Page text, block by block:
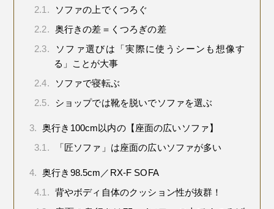
2.1.
ソファの上でくつろぐ
2.2. 奥行きの差＝くつろぎの差
2.3.
ソファ選びは「実際に使うシーンも想像す
る」ことが大事
2.4.
ソファで寝転ぶ
2.5.
ショップでは靴を脱いでソファを選ぶ
3. 奥行き100cm以内の【座面の広いソファ】
3.1.
「匠ソファ」は座面の広いソファが多い
4. 奥行き98.5cm／RX-F SOFA
4.1. 背やボディ自体のクッション性が抜群！